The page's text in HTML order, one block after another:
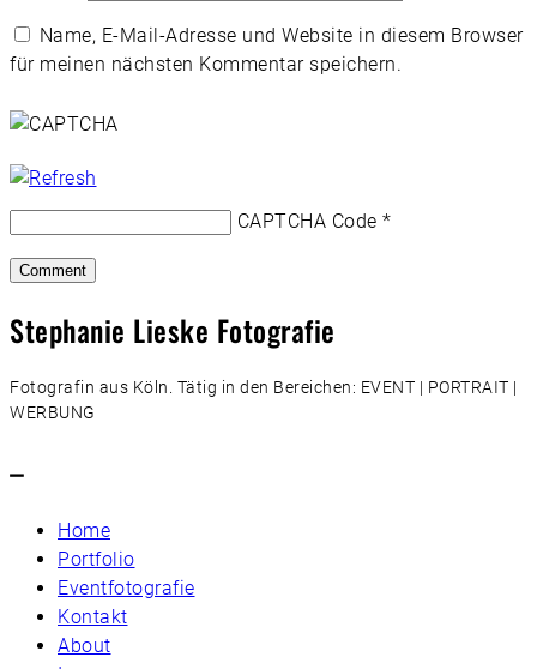
Name, E-Mail-Adresse und Website in diesem Browser
für meinen nächsten Kommentar speichern.
CAPTCHA Code *
Stephanie Lieske Fotografie
Fotografin aus Köln. Tätig in den Bereichen: EVENT | PORTRAIT |
WERBUNG
–
Home
Portfolio
Eventfotografie
Kontakt
About